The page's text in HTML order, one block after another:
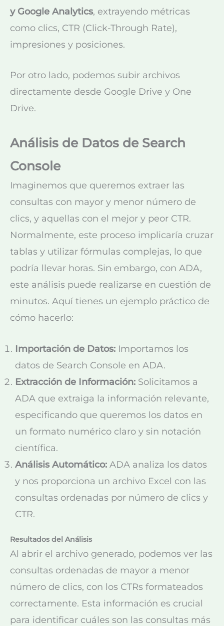
y Google Analytics, extrayendo métricas
como clics, CTR (Click-Through Rate),
impresiones y posiciones.
Por otro lado, podemos subir archivos
directamente desde Google Drive y One
Drive.
Análisis de Datos de Search
Console
Imaginemos que queremos extraer las
consultas con mayor y menor número de
clics, y aquellas con el mejor y peor CTR.
Normalmente, este proceso implicaría cruzar
tablas y utilizar fórmulas complejas, lo que
podría llevar horas. Sin embargo, con ADA,
este análisis puede realizarse en cuestión de
minutos. Aquí tienes un ejemplo práctico de
cómo hacerlo:
Importación de Datos: Importamos los
datos de Search Console en ADA.
Extracción de Información: Solicitamos a
ADA que extraiga la información relevante,
especificando que queremos los datos en
un formato numérico claro y sin notación
científica.
Análisis Automático: ADA analiza los datos
y nos proporciona un archivo Excel con las
consultas ordenadas por número de clics y
CTR.
Resultados del Análisis
Al abrir el archivo generado, podemos ver las
consultas ordenadas de mayor a menor
número de clics, con los CTRs formateados
correctamente. Esta información es crucial
para identificar cuáles son las consultas más